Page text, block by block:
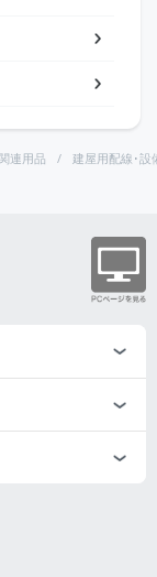
連用品 建屋用配線･設